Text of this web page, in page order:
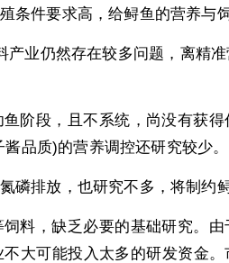
件要求高，给鲟鱼的营养与
业仍然存在较多问题，离精
阶段，且不系统，尚没有获
品质)的营养调控还研究较少。
磷排放，也研究不多，将制约
料，缺乏必要的基础研究。由
大可能投入太多的研发资金